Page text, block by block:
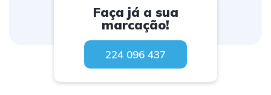
Faça já a sua
marcação!
224 096 437